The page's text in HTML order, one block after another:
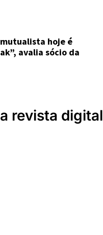
hoje é
avalia sócio da
revista digital